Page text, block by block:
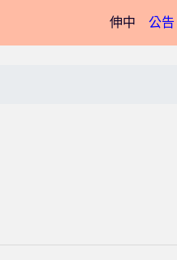
伸中(current)
公告